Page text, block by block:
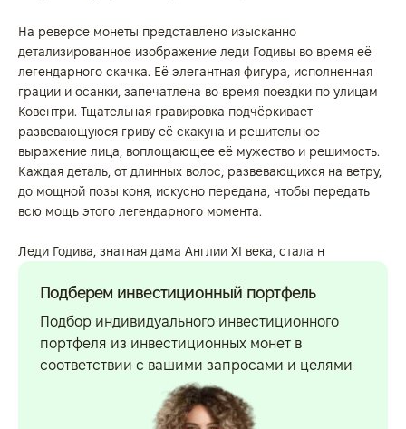
На реверсе монеты представлено изысканно
детализированное изображение леди Годивы во время её
легендарного скачка. Её элегантная фигура, исполненная
грации и осанки, запечатлена во время поездки по улицам
Ковентри. Тщательная гравировка подчёркивает
развевающуюся гриву её скакуна и решительное
выражение лица, воплощающее её мужество и решимость.
Каждая деталь, от длинных волос, развевающихся на ветру,
до мощной позы коня, искусно передана, чтобы передать
всю мощь этого легендарного момента.
Леди Годива, знатная дама Англии XI века, стала н
Подберем инвестиционный портфель
Подбор индивидуального инвестиционного
портфеля из инвестиционных монет в
соответствии с вашими запросами и целями